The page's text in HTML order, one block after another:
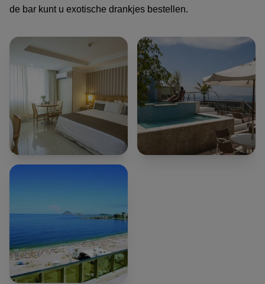
de bar kunt u exotische drankjes bestellen.